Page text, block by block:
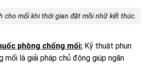
cho mối khi thời gian đặt mồi nhữ kết thúc.
phòng chống mối: Kỹ thuật phun
mối là giải pháp chủ động giúp ngăn